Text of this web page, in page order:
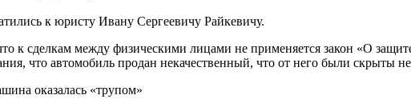
к юристу Ивану Сергеевичу Райкевичу.
к сделкам между физическими лицами не применяется закон «О
что автомобиль продан некачественный, что от него были скрыты